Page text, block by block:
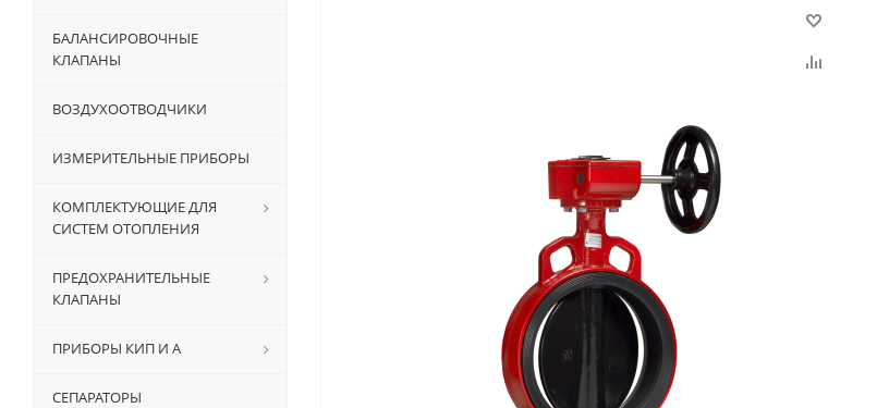
БАЛАНСИРОВОЧНЫЕ
КЛАПАНЫ
ВОЗДУХООТВОДЧИКИ
ИЗМЕРИТЕЛЬНЫЕ ПРИБОРЫ
КОМПЛЕКТУЮЩИЕ ДЛЯ
СИСТЕМ ОТОПЛЕНИЯ
ПРЕДОХРАНИТЕЛЬНЫЕ
КЛАПАНЫ
ПРИБОРЫ КИП И А
СЕПАРАТОРЫ